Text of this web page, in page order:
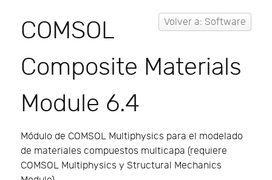
Volver a: Software
COMSOL
Composite Materials
Module 6.4
Módulo de COMSOL Multiphysics para el modelado
de materiales compuestos multicapa (requiere
COMSOL Multiphysics y Structural Mechanics